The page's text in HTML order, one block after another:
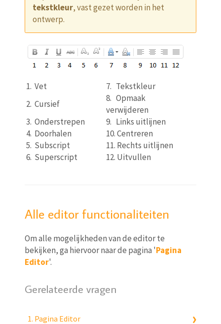
tekstkleur, vast gezet worden in het
ontwerp.
1. Vet
7. Tekstkleur
2. Cursief
8. Opmaak
verwijderen
3. Onderstrepen
9. Links uitlijnen
4. Doorhalen
10. Centreren
5. Subscript
11. Rechts uitlijnen
6. Superscript
12. Uitvullen
Alle editor functionaliteiten
Om alle mogelijkheden van de editor te
bekijken, ga hiervoor naar de pagina 'Pagina
Editor'.
Gerelateerde vragen
Pagina Editor